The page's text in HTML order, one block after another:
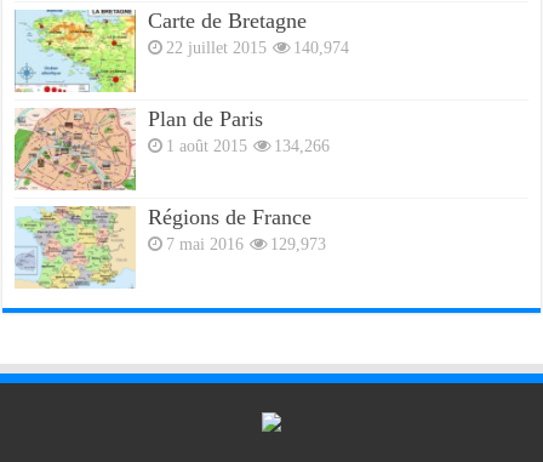
Carte de Bretagne
22 juillet 2015 140,974
Plan de Paris
1 août 2015 134,266
Régions de France
7 mai 2016 129,973